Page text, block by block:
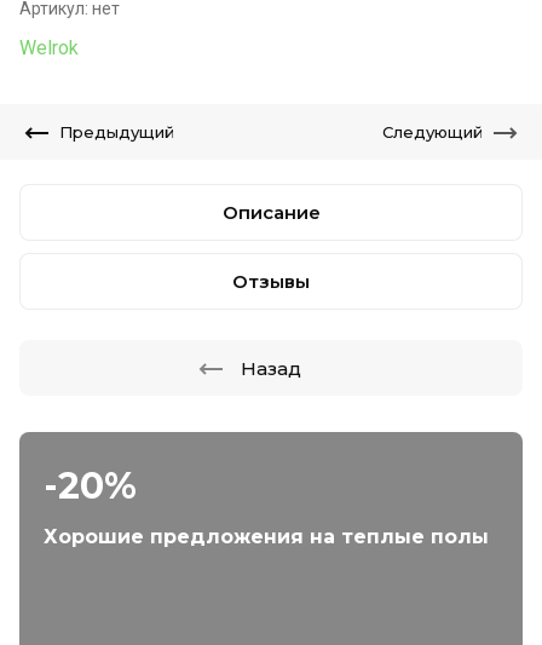
-20%
Хорошие предложения на теплые полы
Артикул: нет
Welrok
Предыдущий Следующий
Описание
Отзывы
Назад